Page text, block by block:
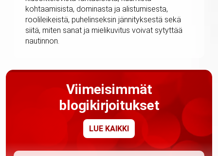
kohtaamisista, dominasta ja alistumisesta,
roolileikeistä, puhelinseksin jännityksestä sekä
siitä, miten sanat ja mielikuvitus voivat sytyttää
nautinnon.
Viimeisimmät
blogikirjoitukset
LUE KAIKKI